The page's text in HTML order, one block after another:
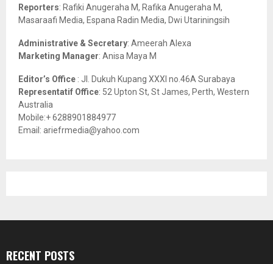
Reporters: Rafiki Anugeraha M, Rafika Anugeraha M,
Masaraafi Media, Espana Radin Media, Dwi Utariningsih
Administrative & Secretary: Ameerah Alexa
Marketing Manager: Anisa Maya M
Editor’s Office : Jl. Dukuh Kupang XXXI no.46A Surabaya
Representatif Office: 52 Upton St, St James, Perth, Western
Australia
Mobile:+ 6288901884977
Email: ariefrmedia@yahoo.com
RECENT POSTS